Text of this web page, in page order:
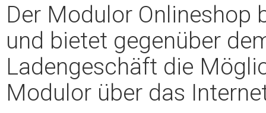
Der Modulor Onlineshop
und bietet gegenüber
Ladengeschäft die
Modulor über das